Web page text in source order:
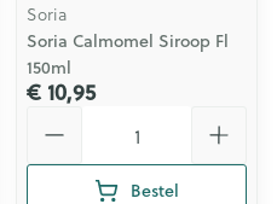
Soria
Soria Calmomel Siroop Fl
150ml
€ 10,95
Bestel